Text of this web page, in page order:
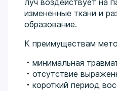
луч воздействует на
измененные ткани и
образование.
К преимуществам
минимальная
отсутствие
короткий период